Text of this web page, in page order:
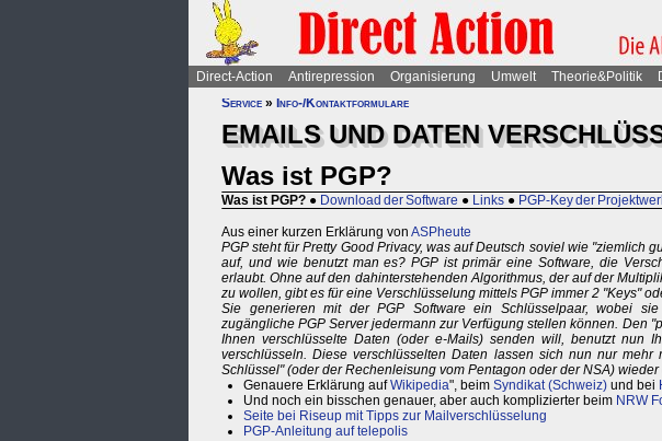
Direct-Action Antirepression Organisierung Umwelt Theorie&Politik
Service » Info-/Kontaktformulare
EMAILS UND DATEN
Was ist PGP?
Was ist PGP? ● Download der Software ● Links ● PGP-Key der
Aus einer kurzen Erklärung von ASPheute
PGP steht für Pretty Good Privacy, was auf Deutsch soviel wie "ziemlich
auf, und wie benutzt man es? PGP ist primär eine Software, die
erlaubt. Ohne auf den dahinterstehenden Algorithmus, der auf der
zu wollen, gibt es für eine Verschlüsselung mittels PGP immer 2 "Keys"
Sie generieren mit der PGP Software ein Schlüsselpaar, wobei
zugängliche PGP Server jedermann zur Verfügung stellen können. Den
Ihnen verschlüsselte Daten (oder e-Mails) senden will, benutzt nun
verschlüsseln. Diese verschlüsselten Daten lassen sich nun nur
Schlüssel" (oder der Rechenleisung vom Pentagon oder der NSA) wieder
Genauere Erklärung aufWikipedia", beim Syndikat (Schweiz) und bei
Und noch ein bisschen genauer, aber auch komplizierter beim NRW
Seite bei Riseup mit Tipps zur Mailverschlüsselung
PGP-Anleitung auf telepolis